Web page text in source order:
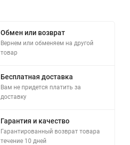
Обмен или возврат
Вернем или обменяем на другой
товар
Бесплатная доставка
Вам не придется платить за
доставку
Гарантия и качество
Гарантированный возврат товара
течение 10 дней